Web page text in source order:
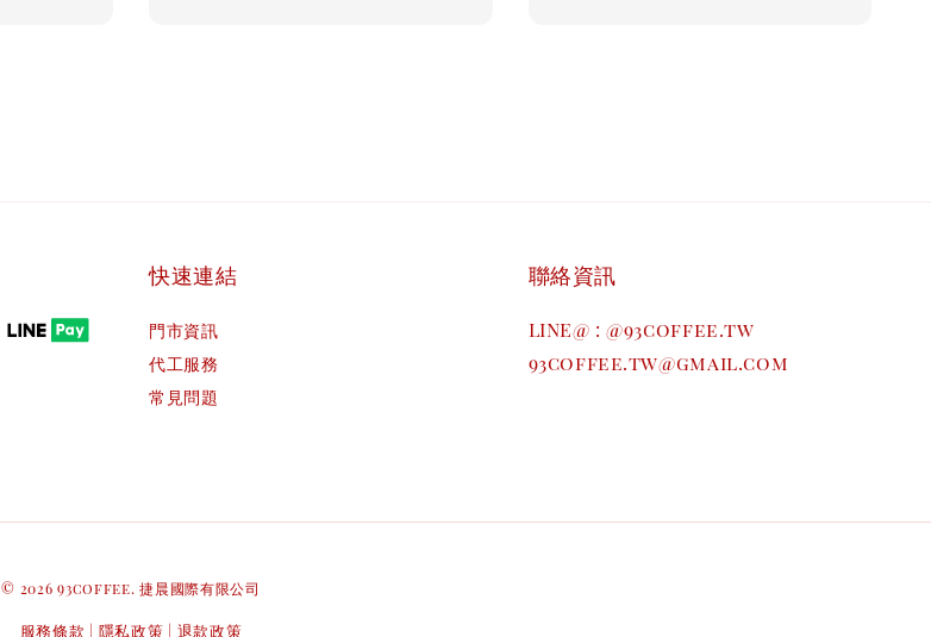
快速連結
門市資訊
代工服務
常見問題
聯絡資訊
LINE@ : @93coffee.tw
93coffee.tw@gmail.com
© 2026 93coffee. 捷晨國際有限公司
服務條款 隱私政策 退款政策